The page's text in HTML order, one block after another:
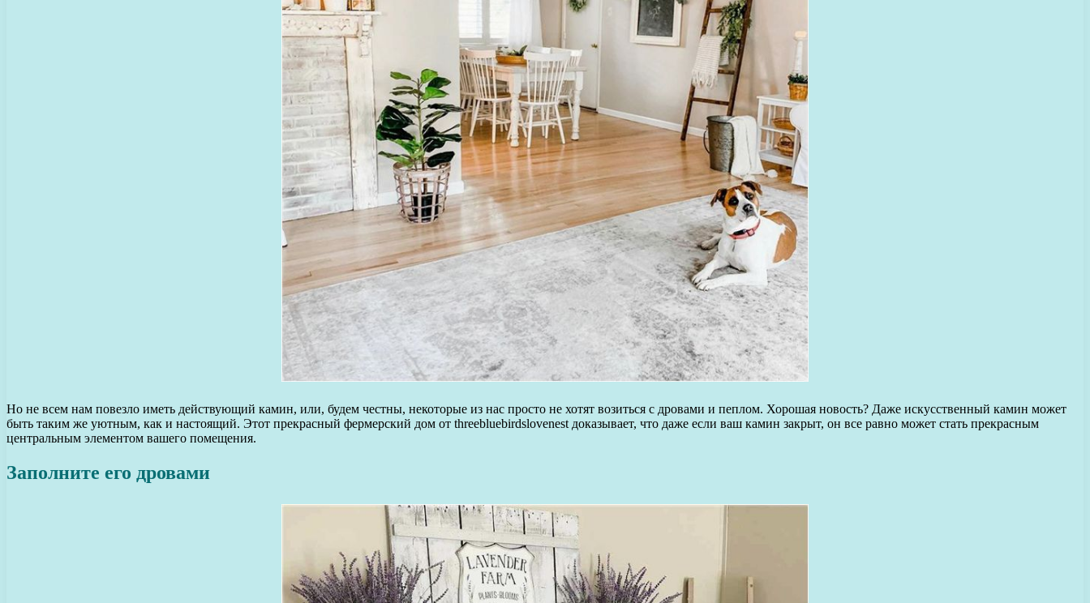
Но не всем нам повезло иметь действующий камин, или, будем честны, некоторые из нас просто не хотят возиться с дровами и пеплом. Хорошая новость? Даже искусственный камин может
быть таким же уютным, как и настоящий. Этот прекрасный фермерский дом от threebluebirdslovenest доказывает, что даже если ваш камин закрыт, он все равно может стать прекрасным
центральным элементом вашего помещения.
Заполните его дровами